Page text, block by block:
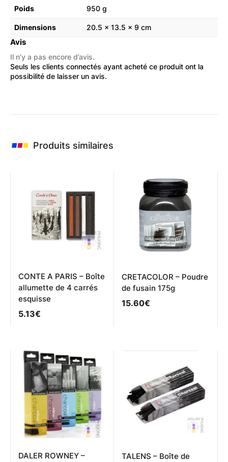
Poids 950 g
Dimensions 20.5 × 13.5 × 9 cm
Avis
Il n’y a pas encore d’avis.
Seuls les clients connectés ayant acheté ce produit ont la
possibilité de laisser un avis.
Produits similaires
CONTE A PARIS – Boîte
allumette de 4 carrés
esquisse
5.13€
CRETACOLOR – Poudre
de fusain 175g
15.60€
DALER ROWNEY –
TALENS – Boîte de